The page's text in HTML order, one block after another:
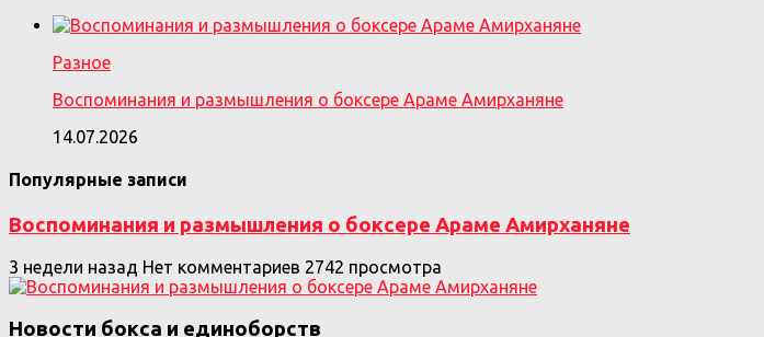
Разное
Воспоминания и размышления о боксере Араме Амирханяне
14.07.2026
Популярные записи
Воспоминания и размышления о боксере Араме Амирханяне
3 недели назад Нет комментариев 2742 просмотра
Новости бокса и единоборств